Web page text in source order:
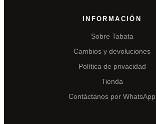
INFORMACIÓN
Sobre Tabata
Cambios y devoluciones
Política de privacidad
Tienda
Contáctanos por WhatsApp